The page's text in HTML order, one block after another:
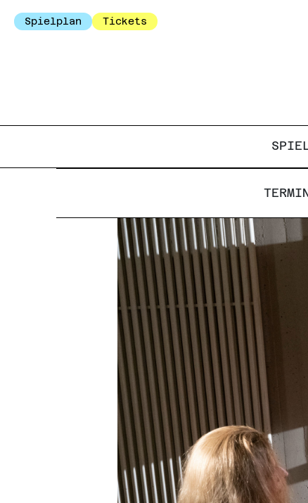
Spielplan Tickets